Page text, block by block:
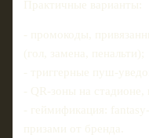
Практичные варианты:
- промокоды,
(гол, замена, пенальти);
- триггерные
- QR‑зоны на
- геймификация:
призами от бренда.